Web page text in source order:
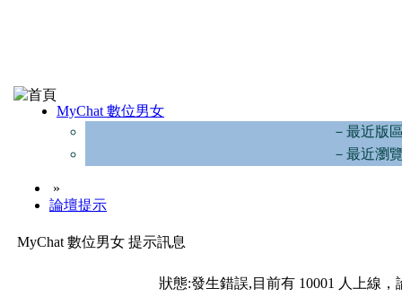
MyChat 數位男女
－最近版
－最近瀏
»
論壇提示
MyChat 數位男女 提示訊息
狀態:發生錯誤,目前有 10001 人上線